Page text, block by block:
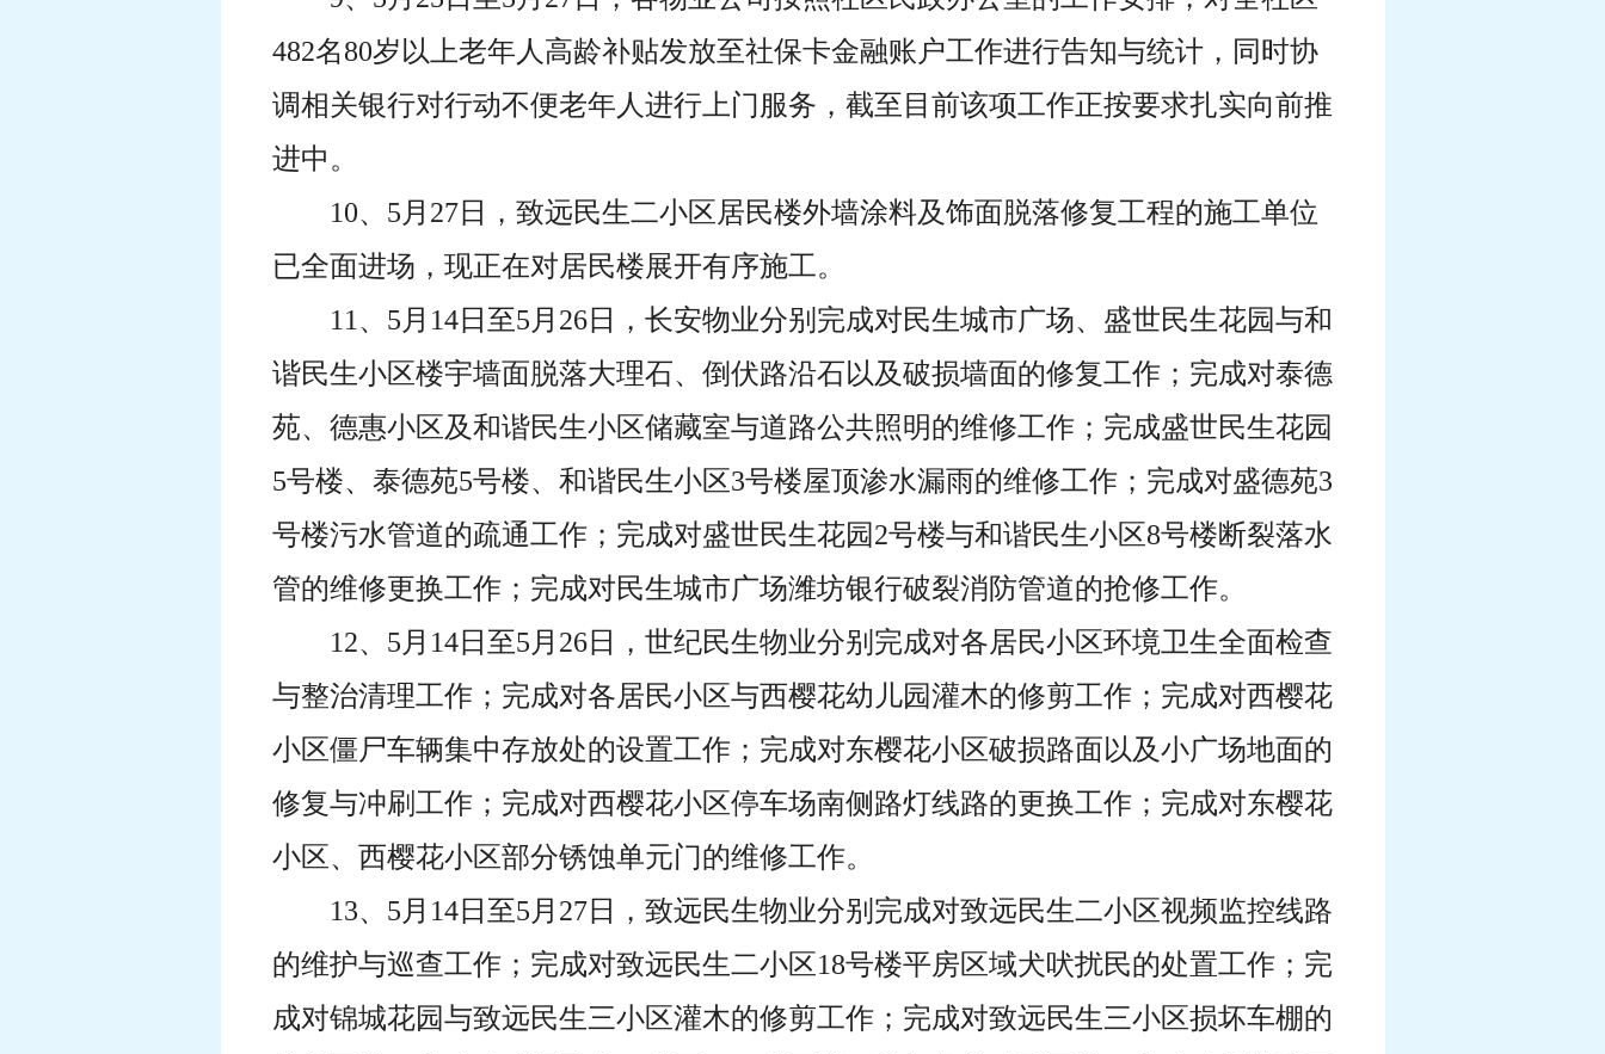
482名80岁以上老年人高龄补贴发放至社保卡金融账户工作进行告知与统计，同时协
调相关银行对行动不便老年人进行上门服务，截至目前该项工作正按要求扎实向前推
进中。
10、5月27日，致远民生二小区居民楼外墙涂料及饰面脱落修复工程的施工单位
已全面进场，现正在对居民楼展开有序施工。
11、5月14日至5月26日，长安物业分别完成对民生城市广场、盛世民生花园与和
谐民生小区楼宇墙面脱落大理石、倒伏路沿石以及破损墙面的修复工作；完成对泰德
苑、德惠小区及和谐民生小区储藏室与道路公共照明的维修工作；完成盛世民生花园
5号楼、泰德苑5号楼、和谐民生小区3号楼屋顶渗水漏雨的维修工作；完成对盛德苑3
号楼污水管道的疏通工作；完成对盛世民生花园2号楼与和谐民生小区8号楼断裂落水
管的维修更换工作；完成对民生城市广场潍坊银行破裂消防管道的抢修工作。
12、5月14日至5月26日，世纪民生物业分别完成对各居民小区环境卫生全面检查
与整治清理工作；完成对各居民小区与西樱花幼儿园灌木的修剪工作；完成对西樱花
小区僵尸车辆集中存放处的设置工作；完成对东樱花小区破损路面以及小广场地面的
修复与冲刷工作；完成对西樱花小区停车场南侧路灯线路的更换工作；完成对东樱花
小区、西樱花小区部分锈蚀单元门的维修工作。
13、5月14日至5月27日，致远民生物业分别完成对致远民生二小区视频监控线路
的维护与巡查工作；完成对致远民生二小区18号楼平房区域犬吠扰民的处置工作；完
成对锦城花园与致远民生三小区灌木的修剪工作；完成对致远民生三小区损坏车棚的